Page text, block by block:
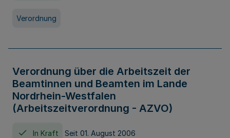
Verordnung
Verordnung über die Arbeitszeit der
Beamtinnen und Beamten im Lande
Nordrhein-Westfalen
(Arbeitszeitverordnung - AZVO)
In Kraft Seit 01. August 2006